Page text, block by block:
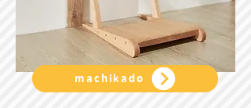
machikado